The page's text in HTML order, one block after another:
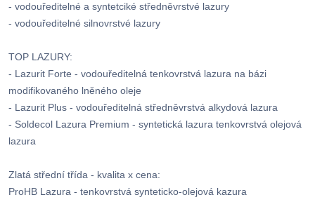
- vodouředitelné a syntetciké středněvrstvé lazury
- vodouředitelné silnovrstvé lazury
TOP LAZURY:
- Lazurit Forte - vodouředitelná tenkovrstvá lazura na bázi
modifikovaného lněného oleje
- Lazurit Plus - vodouředitelná středněvrstvá alkydová lazura
- Soldecol Lazura Premium - syntetická lazura tenkovrstvá olejová
lazura
Zlatá střední třída - kvalita x cena:
ProHB Lazura - tenkovrstvá synteticko-olejová kazura